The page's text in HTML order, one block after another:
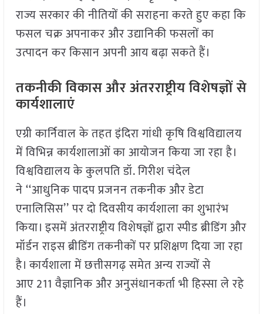
राज्य सरकार की नीतियों की सराहना करते हुए कहा कि
फसल चक्र अपनाकर और उद्यानिकी फसलों का
उत्पादन कर किसान अपनी आय बढ़ा सकते हैं।
तकनीकी विकास और अंतरराष्ट्रीय विशेषज्ञों से
कार्यशालाएं
एग्री कार्निवाल के तहत इंदिरा गांधी कृषि विश्वविद्यालय
में विभिन्न कार्यशालाओं का आयोजन किया जा रहा है।
विश्वविद्यालय के कुलपति डॉ. गिरीश चंदेल
ने ‘‘आधुनिक पादप प्रजनन तकनीक और डेटा
एनालिसिस’’ पर दो दिवसीय कार्यशाला का शुभारंभ
किया। इसमें अंतरराष्ट्रीय विशेषज्ञों द्वारा स्पीड ब्रीडिंग और
मॉर्डन राइस ब्रीडिंग तकनीकों पर प्रशिक्षण दिया जा रहा
है। कार्यशाला में छत्तीसगढ़ समेत अन्य राज्यों से
आए 211 वैज्ञानिक और अनुसंधानकर्ता भी हिस्सा ले रहे
हैं।